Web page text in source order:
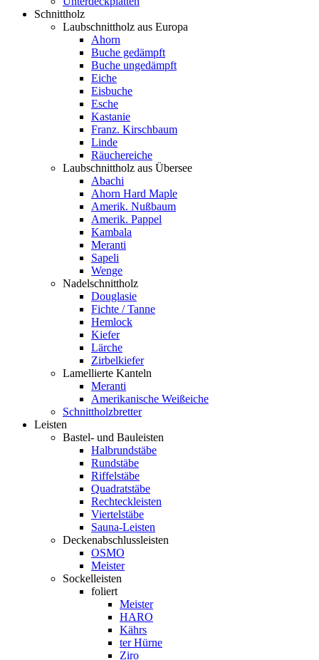
Schnittholz
Laubschnittholz aus Europa
Ahorn
Buche gedämpft
Buche ungedämpft
Eiche
Eisbuche
Esche
Kastanie
Franz. Kirschbaum
Linde
Räuchereiche
Laubschnittholz aus Übersee
Abachi
Ahorn Hard Maple
Amerik. Nußbaum
Amerik. Pappel
Kambala
Meranti
Sapeli
Wenge
Nadelschnittholz
Douglasie
Fichte / Tanne
Hemlock
Kiefer
Lärche
Zirbelkiefer
Lamellierte Kanteln
Meranti
Amerikanische Weißeiche
Schnittholzbretter
Leisten
Bastel- und Bauleisten
Halbrundstäbe
Rundstäbe
Riffelstäbe
Quadratstäbe
Rechteckleisten
Viertelstäbe
Sauna-Leisten
Deckenabschlussleisten
OSMO
Meister
Sockelleisten
foliert
Meister
HARO
Kährs
ter Hürne
Ziro